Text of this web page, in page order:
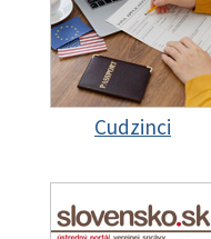
Cudzinci